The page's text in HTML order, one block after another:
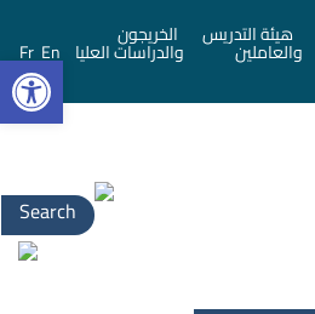
هيئة التدريس
والعاملين
الخريجون
والدراسات العليا En
Fr